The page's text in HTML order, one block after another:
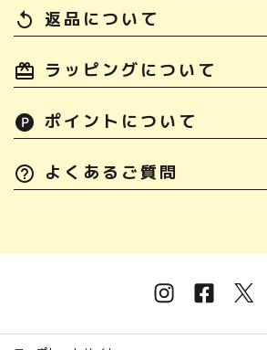
replay 返品について
ラッピングについて
ポイントについて
よくあるご質問